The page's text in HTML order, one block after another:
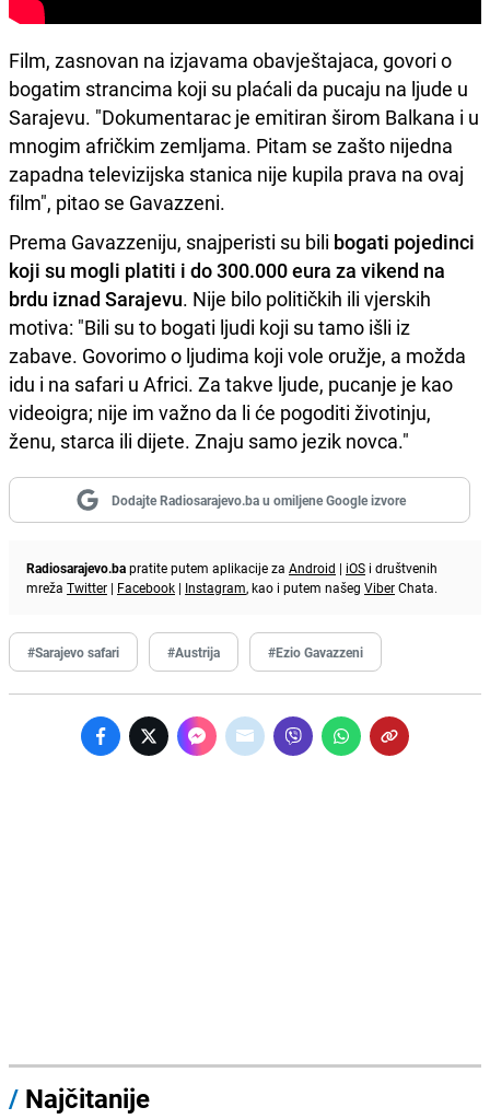
Film, zasnovan na izjavama obavještajaca, govori o
bogatim strancima koji su plaćali da pucaju na ljude u
Sarajevu. "Dokumentarac je emitiran širom Balkana i u
mnogim afričkim zemljama. Pitam se zašto nijedna
zapadna televizijska stanica nije kupila prava na ovaj
film", pitao se Gavazzeni.
Prema Gavazzeniju, snajperisti su bili bogati pojedinci
koji su mogli platiti i do 300.000 eura za vikend na
brdu iznad Sarajevu. Nije bilo političkih ili vjerskih
motiva: "Bili su to bogati ljudi koji su tamo išli iz
zabave. Govorimo o ljudima koji vole oružje, a možda
idu i na safari u Africi. Za takve ljude, pucanje je kao
videoigra; nije im važno da li će pogoditi životinju,
ženu, starca ili dijete. Znaju samo jezik novca."
Dodajte Radiosarajevo.ba u omiljene Google izvore
Radiosarajevo.bapratite putem aplikacije za Android | iOS i društvenih
mreža Twitter | Facebook | Instagram, kao i putem našeg ViberChata.
#Sarajevo safari #Austrija #Ezio Gavazzeni
/ Najčitanije